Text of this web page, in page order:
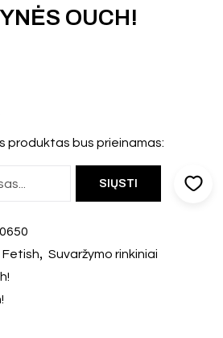
OUCH!
produktas bus prieinamas:
Fetish, Suvaržymo rinkiniai